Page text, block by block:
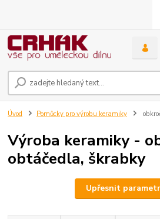
Úvod Pomůcky pro výrobu keramiky
Výroba keramiky -
obtáčedla, škrabky
Upřesnit